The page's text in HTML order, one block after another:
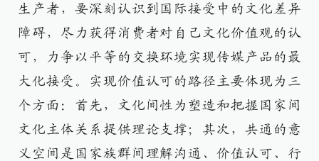
生产者，要深刻认识到国际接受中的文化差异
障碍，尽力获得消费者对自己文化价值观的认
可，力争以平等的交换环境实现传媒产品的最
大化接受。实现价值认可的路径主要体现为三
个方面：首先，文化间性为塑造和把握国家间
文化主体关系提供理论支撑；其次，共通的意
义空间是国家族群间理解沟通、价值认可、行